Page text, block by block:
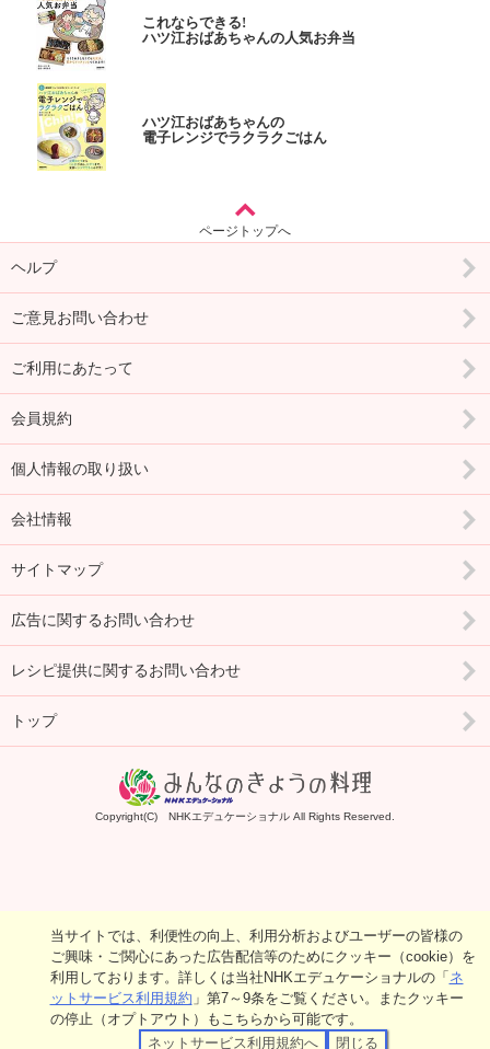
これならできる!
ハツ江おばあちゃんの人気お弁当
ハツ江おばあちゃんの
電子レンジでラクラクごはん
ページトップへ
ヘルプ
ご意見お問い合わせ
ご利用にあたって
会員規約
個人情報の取り扱い
会社情報
サイトマップ
広告に関するお問い合わせ
レシピ提供に関するお問い合わせ
トップ
Copyright(C) NHKエデュケーショナル All Rights Reserved.
当サイトでは、利便性の向上、利用分析およびユーザーの皆様の
ご興味・ご関心にあった広告配信等のためにクッキー（cookie）を
利用しております。詳しくは当社NHKエデュケーショナルの「ネ
ットサービス利用規約 」第7～9条をご覧ください。またクッキー
の停止（オプトアウト）もこちらから可能です。
ネットサービス利用規約へ
閉じる